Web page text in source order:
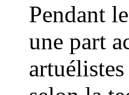
Pendant
une part